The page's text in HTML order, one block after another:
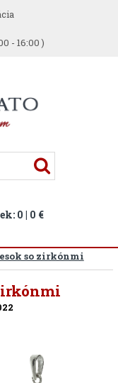
- 16:00 )
0 | 0 €
so zirkónmi